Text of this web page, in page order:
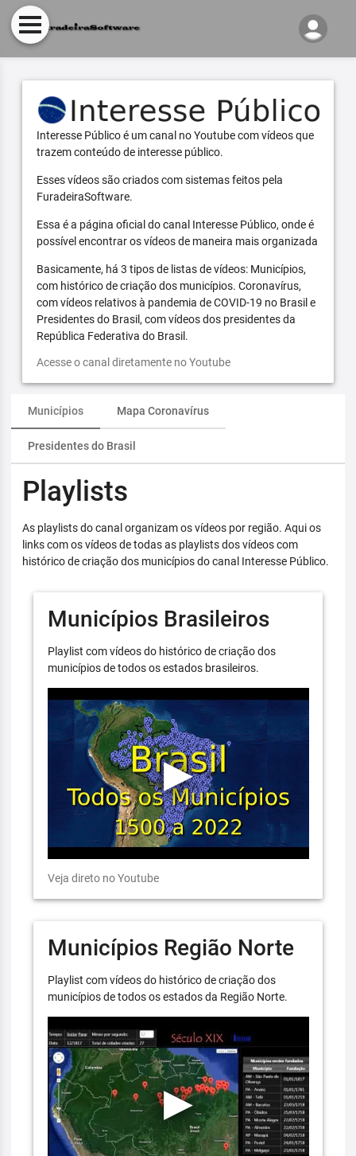
Interesse Público é um canal no Youtube com vídeos que
trazem conteúdo de interesse público.
Esses vídeos são criados com sistemas feitos pela
FuradeiraSoftware.
Essa é a página oficial do canal Interesse Público, onde é
possível encontrar os vídeos de maneira mais organizada
Basicamente, há 3 tipos de listas de vídeos: Municípios,
com histórico de criação dos municípios. Coronavírus,
com vídeos relativos à pandemia de COVID-19 no Brasil e
Presidentes do Brasil, com vídeos dos presidentes da
República Federativa do Brasil.
Acesse o canal diretamente no Youtube
Municípios Mapa Coronavírus
Presidentes do Brasil
Playlists
As playlists do canal organizam os vídeos por região. Aqui os
links com os vídeos de todas as playlists dos vídeos com
histórico de criação dos municípios do canal Interesse Público.
Municípios Brasileiros
Playlist com vídeos do histórico de criação dos
municípios de todos os estados brasileiros.
Veja direto no Youtube
Municípios Região Norte
Playlist com vídeos do histórico de criação dos
municípios de todos os estados da Região Norte.